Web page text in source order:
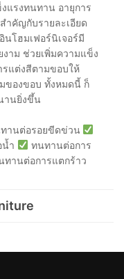
แรงทนทาน อายุการ
ำคัญกับรายละเอียด
นโฮมเฟอร์นิเจอร์มี
าม ช่วยเพิ่มความแข็ง
รแต่งสีตามขอบให้
ของขอบ ทั้งหมดนี้ ก็
านยิ่งขึ้น
านต่อรอยขีดข่วน
ำ
ทนทานต่อการ
ทานต่อการแตกร้าว